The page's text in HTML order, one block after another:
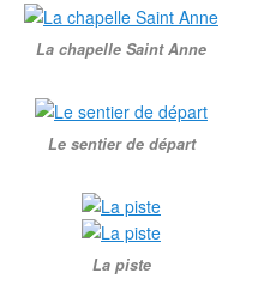
La chapelle Saint Anne
Le sentier de départ
La piste